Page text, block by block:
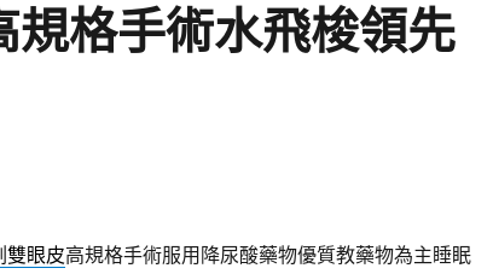
規格手術水飛梭領先
雙眼皮高規格手術服用降尿酸藥物優質教藥物為主睡眠